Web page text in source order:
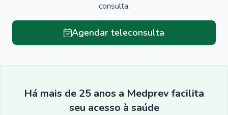
consulta.
Agendar teleconsulta
Há mais de 25 anos a Medprev facilita
seu acesso à saúde